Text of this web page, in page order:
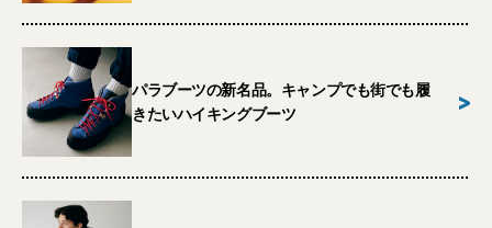
パラブーツの新名品。キャンプでも街でも履
きたいハイキングブーツ
>